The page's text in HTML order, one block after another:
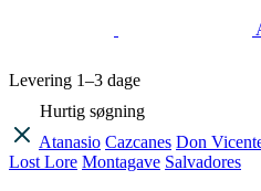
Levering 1–3 dage
Hurtig søgning
Atanasio Cazcanes Don
Lost Lore Montagave Salvadores